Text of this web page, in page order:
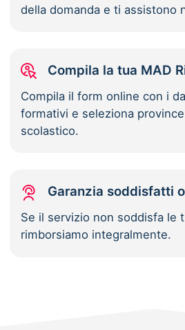
della domanda e ti assistono
Compila la tua MAD
Compila il form online con i
formativi e seleziona
scolastico.
Garanzia soddisfatti
Se il servizio non soddisfa le
rimborsiamo integralmente.